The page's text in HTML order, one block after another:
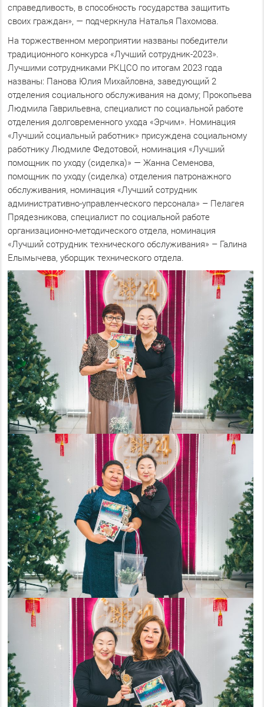
справедливость, в способность государства защитить
своих граждан», — подчеркнула Наталья Пахомова.
На торжественном мероприятии названы победители
традиционного конкурса «Лучший сотрудник-2023».
Лучшими сотрудниками РКЦСО по итогам 2023 года
названы: Панова Юлия Михайловна, заведующий 2
отделения социального обслуживания на дому; Прокопьева
Людмила Гаврильевна, специалист по социальной работе
отделения долговременного ухода «Эрчим». Номинация
«Лучший социальный работник» присуждена социальному
работнику Людмиле Федотовой, номинация «Лучший
помощник по уходу (сиделка)» — Жанна Семенова,
помощник по уходу (сиделка) отделения патронажного
обслуживания, номинация «Лучший сотрудник
административно-управленческого персонала» – Пелагея
Прядезникова, специалист по социальной работе
организационно-методического отдела, номинация
«Лучший сотрудник технического обслуживания» – Галина
Елымычева, уборщик технического отдела.